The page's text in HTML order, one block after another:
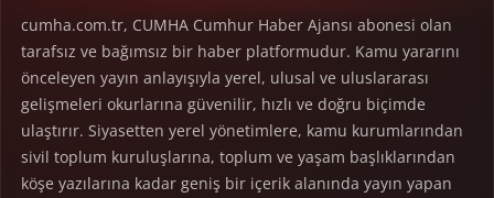
cumha.com.tr, CUMHA Cumhur Haber Ajansı abonesi olan
tarafsız ve bağımsız bir haber platformudur. Kamu yararını
önceleyen yayın anlayışıyla yerel, ulusal ve uluslararası
gelişmeleri okurlarına güvenilir, hızlı ve doğru biçimde
ulaştırır. Siyasetten yerel yönetimlere, kamu kurumlarından
sivil toplum kuruluşlarına, toplum ve yaşam başlıklarından
köşe yazılarına kadar geniş bir içerik alanında yayın yapan